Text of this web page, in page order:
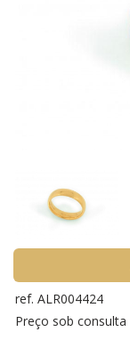
ref. ALR004424
Preço sob consulta